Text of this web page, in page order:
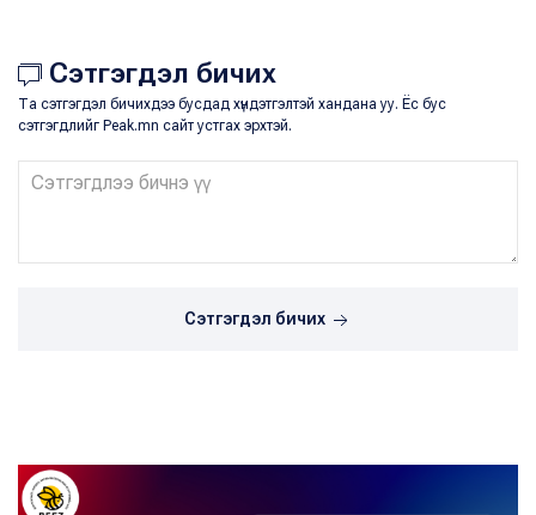
Сэтгэгдэл бичих
Та сэтгэгдэл бичихдээ бусдад хүндэтгэлтэй хандана уу. Ёс бус
сэтгэгдлийг Peak.mn сайт устгах эрхтэй.
Сэтгэгдэл бичих